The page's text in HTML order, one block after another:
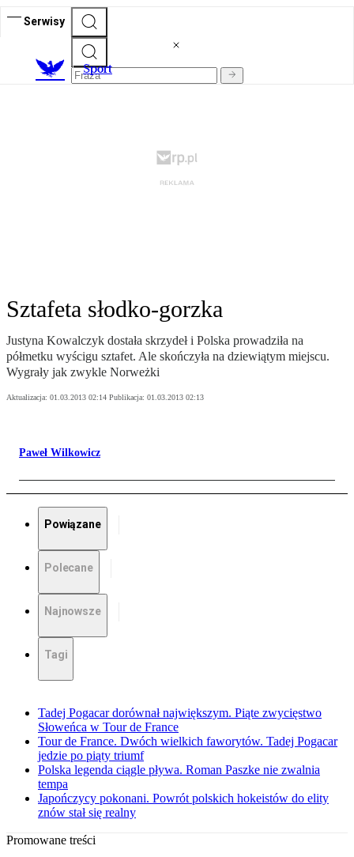
Serwisy
Sport
Sztafeta słodko-gorzka
Justyna Kowalczyk dostała skrzydeł i Polska prowadziła na
półmetku wyścigu sztafet. Ale skończyła na dziewiątym miejscu.
Wygrały jak zwykle Norweżki
Aktualizacja: 01.03.2013 02:14 Publikacja: 01.03.2013 02:13
Paweł Wilkowicz
Powiązane
Polecane
Najnowsze
Tagi
Tadej Pogacar dorównał największym. Piąte zwycięstwo
Słoweńca w Tour de France
Tour de France. Dwóch wielkich faworytów. Tadej Pogacar
jedzie po piąty triumf
Polska legenda ciągle pływa. Roman Paszke nie zwalnia
tempa
Japończycy pokonani. Powrót polskich hokeistów do elity
znów stał się realny
Promowane treści